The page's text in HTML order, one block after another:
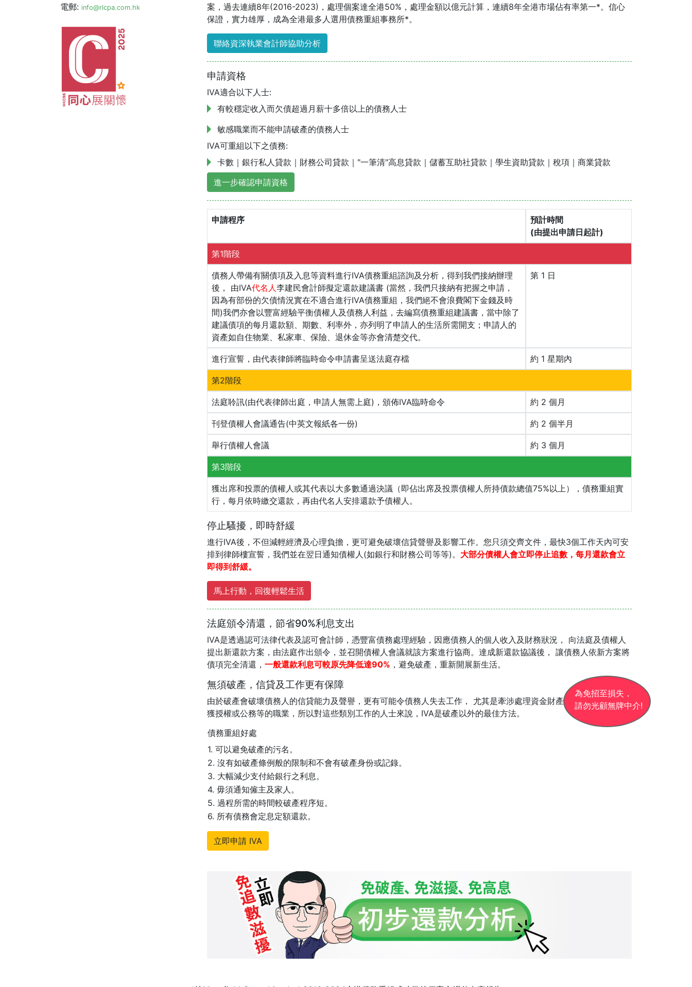
電郵: info@rlcpa.com.hk
案，過去連續8年(2016-2023)，處理個案達全港50%，處理金額以億元計算，連續8年全港市場佔有率第一*。信心
保證，實力雄厚，成為全港最多人選用債務重組事務所*。
聯絡資深執業會計師協助分析
申請資格
IVA適合以下人士:
有較穩定收入而欠債超過月薪十多倍以上的債務人士
敏感職業而不能申請破產的債務人士
IVA可重組以下之債務:
卡數｜銀行私人貸款｜財務公司貸款｜"一筆清"高息貸款｜儲蓄互助社貸款｜學生資助貸款｜稅項｜商業貸款
進一步確認申請資格
申請程序
預計時間
(由提出申請日起計)
第1階段
債務人帶備有關債項及入息等資料進行IVA債務重組諮詢及分析，得到我們接納辦理
後， 由IVA代名人 李建民會計師擬定還款建議書 (當然，我們只接納有把握之申請，
因為有部份的欠債情況實在不適合進行IVA債務重組，我們絕不會浪費閣下金錢及時
間)我們亦會以豐富經驗平衡債權人及債務人利益，去編寫債務重組建議書，當中除了
建議債項的每月還款額、期數、利率外，亦列明了申請人的生活所需開支；申請人的
資產如自住物業、私家車、保險、退休金等亦會清楚交代。
第 1 日
進行宣誓，由代表律師將臨時命令申請書呈送法庭存檔 約 1 星期內
第2階段
法庭聆訊(由代表律師出庭，申請人無需上庭)，頒佈IVA臨時命令 約 2 個月
刊登債權人會議通告(中英文報紙各一份) 約 2 個半月
舉行債權人會議 約 3 個月
第3階段
獲出席和投票的債權人或其代表以大多數通過決議（即佔出席及投票債權人所持債款總值75%以上），債務重組實
行，每月依時繳交還款，再由代名人安排還款予債權人。
停止騷擾，即時舒緩
進行IVA後，不但減輕經濟及心理負擔，更可避免破壞信貸聲譽及影響工作。您只須交齊文件，最快3個工作天內可安
排到律師樓宣誓，我們並在翌日通知債權人(如銀行和財務公司等等)。 大部分債權人會立即停止追數，每月還款會立
即得到舒緩。
馬上行動，回復輕鬆生活
法庭頒令清還，節省90%利息支出
IVA是透過認可法律代表及認可會計師，憑豐富債務處理經驗，因應債務人的個人收入及財務狀況， 向法庭及債權人
提出新還款方案，由法庭作出頒令，並召開債權人會議就該方案進行協商。達成新還款協議後， 讓債務人依新方案將
債項完全清還， 一般還款利息可較原先降低達90% ，避免破產，重新開展新生活。
無須破產，信貸及工作更有保障
由於破產會破壞債務人的信貸能力及聲譽，更有可能令債務人失去工作， 尤其是牽涉處理資金財產、須專業資格、須
獲授權或公務等的職業，所以對這些類別工作的人士來說，IVA是破產以外的最佳方法。
債務重組好處
1. 可以避免破產的污名。
2. 沒有如破產條例般的限制和不會有破產身份或記錄。
3. 大幅減少支付給銀行之利息。
4. 毋須通知僱主及家人。
5. 過程所需的時間較破產程序短。
6. 所有債務會定息定額還款。
立即申請 IVA
為免招至損失，
請勿光顧無牌中介!